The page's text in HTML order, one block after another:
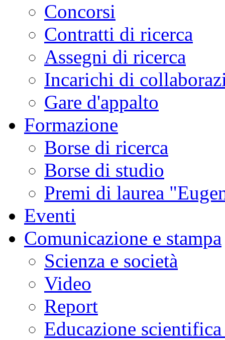
Concorsi
Contratti di ricerca
Assegni di ricerca
Incarichi di
Gare d'appalto
Formazione
Borse di ricerca
Borse di studio
Premi di laurea
Eventi
Comunicazione e stampa
Scienza e società
Video
Report
Educazione